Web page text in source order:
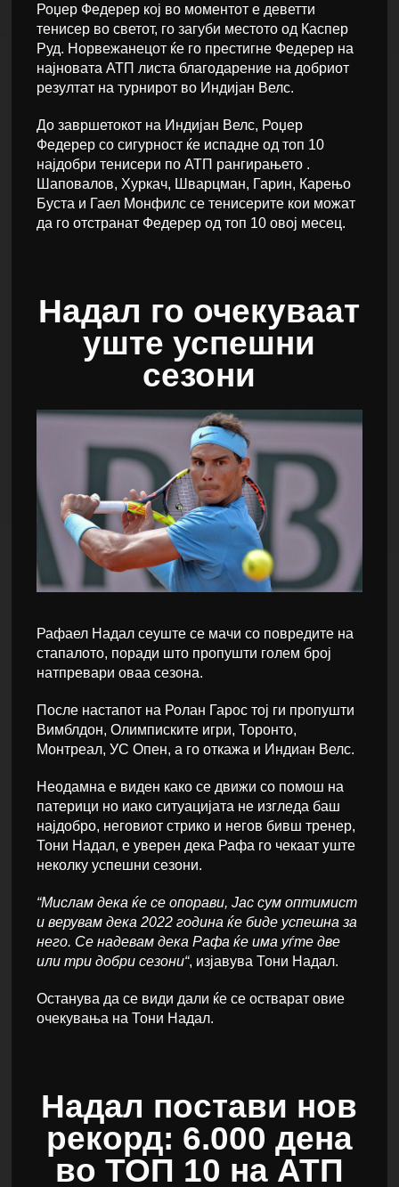
Роџер Федерер кој во моментот е деветти
тенисер во светот, го загуби местото од Каспер
Руд. Норвежанецот ќе го престигне Федерер на
најновата АТП листа благодарение на добриот
резултат на турнирот во Индијан Велс.
До завршетокот на Индијан Велс, Роџер
Федерер со сигурност ќе испадне од топ 10
најдобри тенисери по АТП рангирањето .
Шаповалов, Хуркач, Шварцман, Гарин, Карењо
Буста и Гаел Монфилс се тенисерите кои можат
да го отстранат Федерер од топ 10 овој месец.
Надал го очекуваат
уште успешни
сезони
Рафаел Надал сеуште се мачи со повредите на
стапалото, поради што пропушти голем број
натпревари оваа сезона.
После настапот на Ролан Гарос тој ги пропушти
Вимблдон, Олимписките игри, Торонто,
Монтреал, УС Опен, а го откажа и Индиан Велс.
Неодамна е виден како се движи со помош на
патерици но иако ситуацијата не изгледа баш
најдобро, неговиот стрико и негов бивш тренер,
Тони Надал, е уверен дека Рафа го чекаат уште
неколку успешни сезони.
“Мислам дека ќе се опорави, Јас сум оптимист
и верувам дека 2022 година ќе биде успешна за
него. Се надевам дека Рафа ќе има уѓте две
или три добри сезони“, изјавува Тони Надал.
Останува да се види дали ќе се остварат овие
очекувања на Тони Надал.
Надал постави нов
рекорд: 6.000 дена
во ТОП 10 на АТП